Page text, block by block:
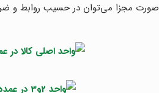
صورت مجزا می‌توان در حسیب روابط و